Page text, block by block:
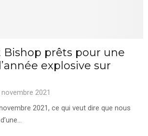
Bishop prêts pour une
explosive sur
novembre 2021
2021, ce qui veut dire que nous